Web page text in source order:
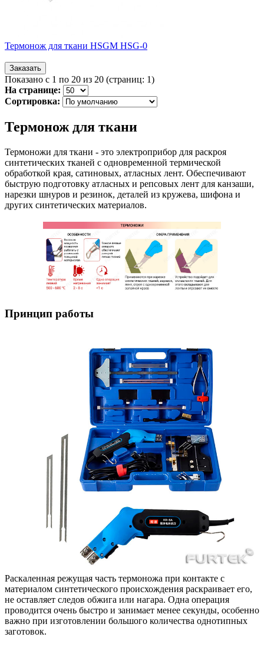
Термонож для ткани HSGM HSG-0
Показано с 1 по 20 из 20 (страниц: 1)
На странице:
Сортировка:
Термонож для ткани
Термоножи для ткани - это электроприбор для раскроя
синтетических тканей с одновременной термической
обработкой края, сатиновых, атласных лент. Обеспечивают
быструю подготовку атласных и репсовых лент для канзаши,
нарезки шнуров и резинок, деталей из кружева, шифона и
других синтетических материалов.
Принцип работы
Раскаленная режущая часть термоножа при контакте с
материалом синтетического происхождения раскраивает его,
не оставляет следов обжига или нагара. Одна операция
проводится очень быстро и занимает менее секунды, особенно
важно при изготовлении большого количества однотипных
заготовок.